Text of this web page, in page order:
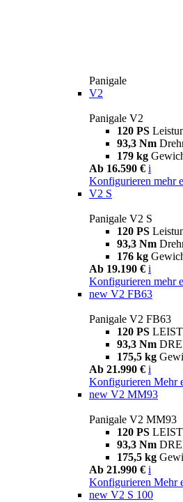
Panigale
V2
Panigale V2
120 PS
93,3 Nm
179 kg
Ab 16.590 € i
Konfigurieren mehr
V2 S
Panigale V2 S
120 PS
93,3 Nm
176 kg
Ab 19.190 € i
Konfigurieren mehr
new V2 FB63
Panigale V2 FB63
120 PS
93,3 Nm
175,5 kg
Ab 21.990 € i
Konfigurieren Mehr
new V2 MM93
Panigale V2 MM93
120 PS
93,3 Nm
175,5 kg
Ab 21.990 € i
Konfigurieren Mehr
new V2 S 100